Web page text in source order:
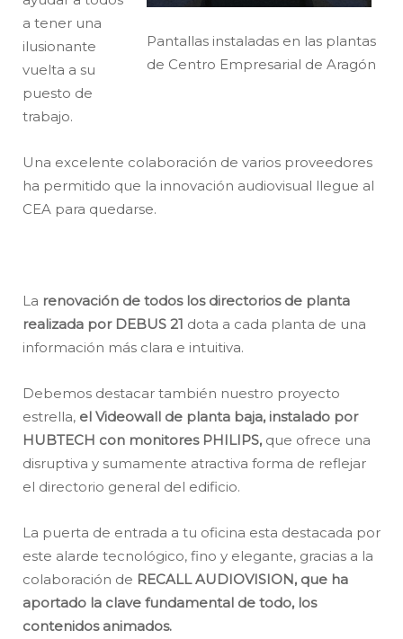
Pantallas instaladas en las plantas
de Centro Empresarial de Aragón
a tener una
ilusionante
vuelta a su
puesto de
trabajo.
Una excelente colaboración de varios proveedores
ha permitido que la innovación audiovisual llegue al
CEA para quedarse.
La renovación de todos los directorios de planta
realizada por DEBUS 21 dota a cada planta de una
información más clara e intuitiva.
Debemos destacar también nuestro proyecto
estrella, el Videowall de planta baja, instalado por
HUBTECH con monitores PHILIPS, que ofrece una
disruptiva y sumamente atractiva forma de reflejar
el directorio general del edificio.
La puerta de entrada a tu oficina esta destacada por
este alarde tecnológico, fino y elegante, gracias a la
colaboración de RECALL AUDIOVISION, que ha
aportado la clave fundamental de todo, los
contenidos animados.